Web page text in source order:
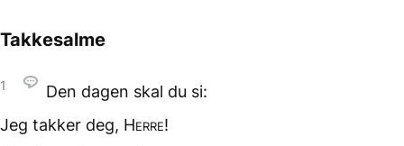
Takkesalme
1 Den dagen skal du si:
Jeg takker deg, Herre!